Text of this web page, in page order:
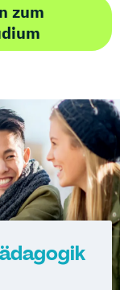
zum